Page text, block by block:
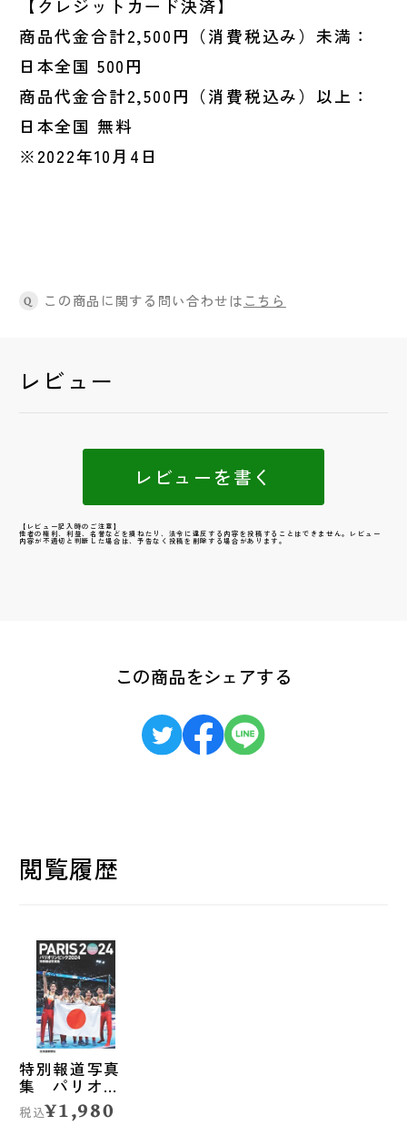
【クレジットカード決済】
商品代金合計2,500円（消費税込み）未満：
日本全国 500円
商品代金合計2,500円（消費税込み）以上：
日本全国 無料
※2022年10月4日
Q この商品に関する問い合わせはこちら
レビュー
レビューを書く
【レビュー記入時のご注意】
他者の権利、利益、名誉などを損ねたり、法令に違反する内容を投稿することはできません。レビュー
内容が不適切と判断した場合は、予告なく投稿を削除する場合があります。
この商品をシェアする
閲覧履歴
特別報道写真
集 パリオリ
ンピック2024
税込¥1,980